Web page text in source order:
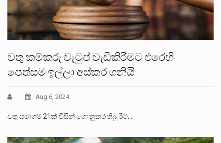
වතු කම්කරු වැටුප් වැඩිකිරීමට එරෙහි
පෙත්සම ඉල්ලා අස්කර ගනියි
Aug 6, 2024
වතු සමාගම් 21ක් විසින් ගොනුකර තිබූ රිට්…